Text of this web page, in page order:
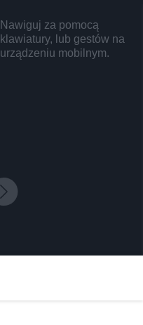
Nawiguj za pomocą
klawiatury, lub gestów na
urządzeniu mobilnym.